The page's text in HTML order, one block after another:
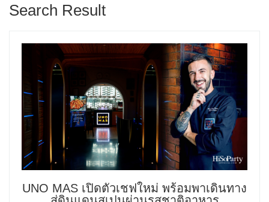
Search Result
UNO MAS เปิดตัวเชฟใหม่ พร้อมพาเดินทาง